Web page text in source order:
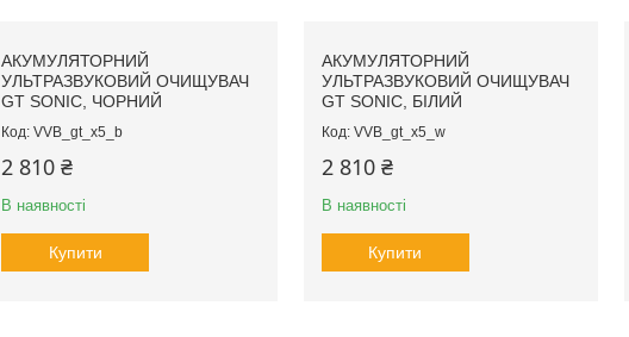
АКУМУЛЯТОРНИЙ
УЛЬТРАЗВУКОВИЙ ОЧИЩУВАЧ
GT SONIC, ЧОРНИЙ
VVB_gt_x5_b
2 810 ₴
В наявності
Купити
АКУМУЛЯТОРНИЙ
УЛЬТРАЗВУКОВИЙ ОЧИЩУВАЧ
GT SONIC, БІЛИЙ
VVB_gt_x5_w
2 810 ₴
В наявності
Купити